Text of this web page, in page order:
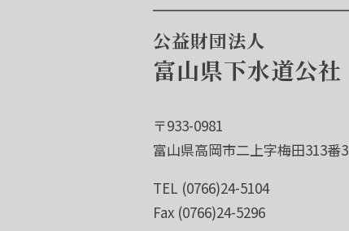
公益財団法人
富山県下水道公社
〒933-0981
富山県高岡市二上字梅田313番3
TEL (0766)24-5104
Fax (0766)24-5296